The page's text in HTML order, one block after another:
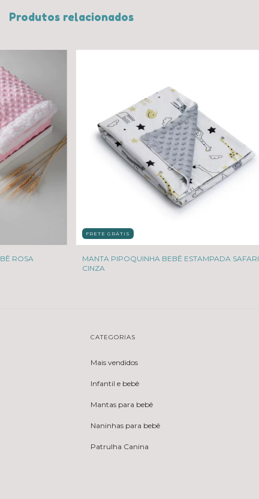
Produtos relacionados
ROSA
FRETE GRÁTIS
MANTA PIPOQUINHA BEBÊ ESTAMPADA SAFARI
CINZA
CATEGORIAS
Mais vendidos
Infantil e bebê
Mantas para bebê
Naninhas para bebê
Patrulha Canina